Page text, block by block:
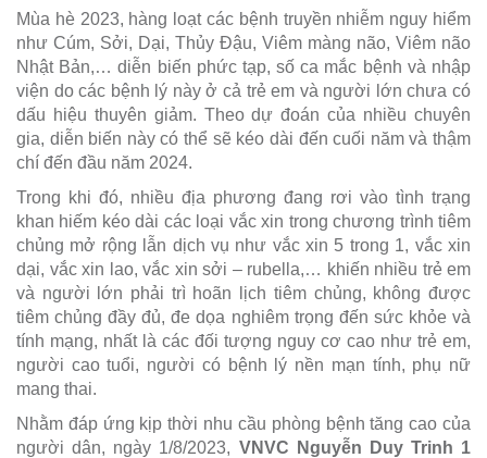
Mùa hè 2023, hàng loạt các bệnh truyền nhiễm nguy hiểm
như Cúm, Sởi, Dại, Thủy Đậu, Viêm màng não, Viêm não
Nhật Bản,… diễn biến phức tạp, số ca mắc bệnh và nhập
viện do các bệnh lý này ở cả trẻ em và người lớn chưa có
dấu hiệu thuyên giảm. Theo dự đoán của nhiều chuyên
gia, diễn biến này có thể sẽ kéo dài đến cuối năm và thậm
chí đến đầu năm 2024.
Trong khi đó, nhiều địa phương đang rơi vào tình trạng
khan hiếm kéo dài các loại vắc xin trong chương trình tiêm
chủng mở rộng lẫn dịch vụ như vắc xin 5 trong 1, vắc xin
dại, vắc xin lao, vắc xin sởi – rubella,… khiến nhiều trẻ em
và người lớn phải trì hoãn lịch tiêm chủng, không được
tiêm chủng đầy đủ, đe dọa nghiêm trọng đến sức khỏe và
tính mạng, nhất là các đối tượng nguy cơ cao như trẻ em,
người cao tuổi, người có bệnh lý nền mạn tính, phụ nữ
mang thai.
Nhằm đáp ứng kịp thời nhu cầu phòng bệnh tăng cao của
người dân, ngày 1/8/2023, VNVC Nguyễn Duy Trinh 1